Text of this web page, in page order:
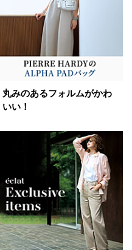
丸みのあるフォルムがかわ
いい！